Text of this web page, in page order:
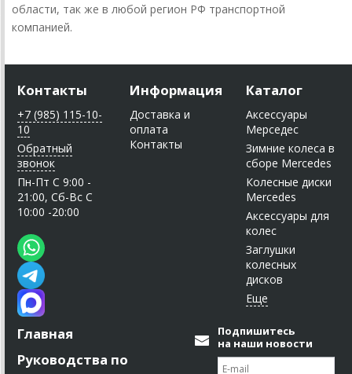
области, так же в любой регион РФ транспортной
компанией.
Контакты
+7 (985) 115-10-
10
Обратный
звонок
Пн-Пт C 9:00 -
21:00, Сб-Вс С
10:00 -20:00
Информация
Доставка и
оплата
Контакты
Каталог
Аксессуары
Мерседес
Зимние колеса в
сборе Mercedes
Колесные диски
Mercedes
Аксессуары для
колес
Заглушки
колесных
дисков
Главная
Руководства по
Подпишитесь
на наши новости